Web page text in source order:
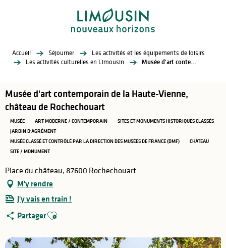
Accueil Séjourner
Les activités et les équipements de loisirs
Les activités culturelles en Limousin
Musée d'art contemporain de la Haute-Vienne, château de Rochechouart
Musée d'art contemporain de la Haute-Vienne,
château de Rochechouart
MUSÉE ART MODERNE / CONTEMPORAIN
SITES ET MONUMENTS HISTORIQUES CLASSÉS
JARDIN D'AGRÉMENT
MUSÉE CLASSÉ ET CONTRÔLÉ PAR LA DIRECTION DES MUSÉES DE FRANCE (DMF)
CHÂTEAU
SITE / MONUMENT
Place du château, 87600 Rochechouart
M'y rendre
J'y vais en train !
PartagerAjouter aux favoris